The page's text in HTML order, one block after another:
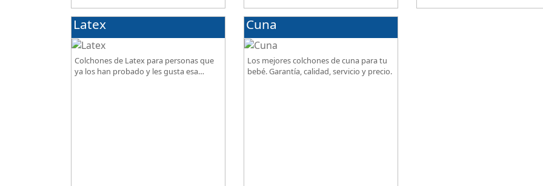
Latex
Colchones de Latex para personas que
ya los han probado y les gusta esa
Cuna
Los mejores colchones de cuna para tu
bebé. Garantía, calidad, servicio y precio.